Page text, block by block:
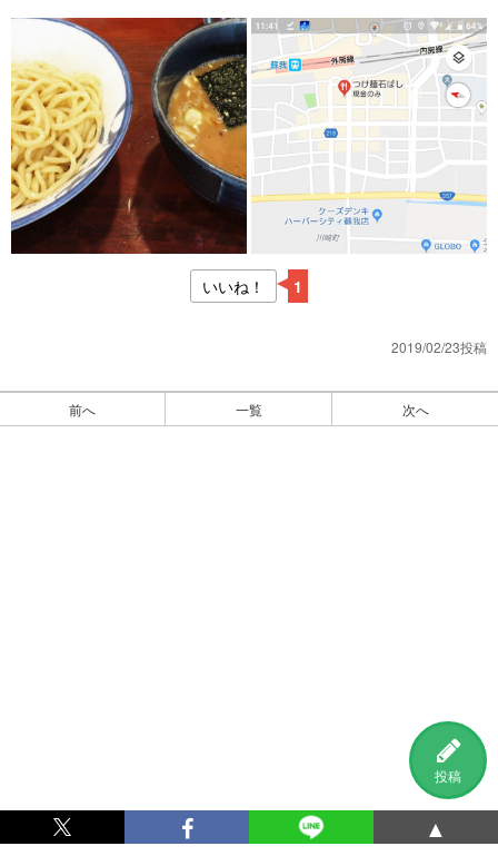
投稿
いいね！ 1
2019/02/23投稿
前へ 一覧 次へ
▲